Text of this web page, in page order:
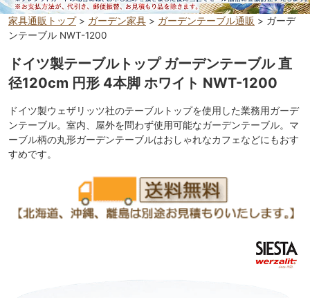
家具通販トップ> ガーデン家具 > ガーデンテーブル通販 > ガーデ
ンテーブル NWT-1200
ドイツ製テーブルトップ ガーデンテーブル 直
径120cm 円形 4本脚 ホワイト NWT-1200
ドイツ製ウェザリッツ社のテーブルトップを使用した業務用ガーデ
ンテーブル。室内、屋外を問わず使用可能なガーデンテーブル。マ
ーブル柄の丸形ガーデンテーブルはおしゃれなカフェなどにもおす
すめです。